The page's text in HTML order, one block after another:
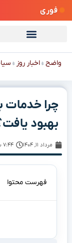
فوری
واضح »اخبار روز »
چرا خدمات
بهبود
مرداد ۱۱, ۱۴۰۴ ۷:۴۴ ب٫ظ
فهرست محتوا